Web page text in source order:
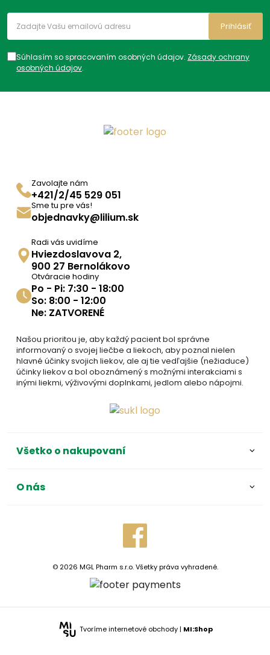
Súhlasím so spracovaním osobných údajov. Zásady ochrany
osobných údajov.
Prihlásiť
Zavolajte nám
+421/2/45 529 051
Sme tu pre vás!
objednavky@lilium.sk
Radi vás uvidíme
Hviezdoslavova 2,
900 27 Bernolákovo
Otváracie hodiny
Po - Pi: 7:30 - 18:00
So: 8:00 - 12:00
Ne: ZATVORENÉ
Našou prioritou je, aby každý pacient bol správne
informovaný o svojej liečbe a liekoch, aby poznal nielen
hlavné účinky svojich liekov, ale aj tie vedľajšie (nežiaduce)
účinky liekov a bol oboznámený s možnými interakciami s
inými liekmi, výživovými doplnkami, jedlom alebo nápojmi.
Všetko o nakupovaní
O nás
© 2026 MGL Pharm s.r.o. Všetky práva vyhradené.
Tvoríme internetové obchody | MI:Shop